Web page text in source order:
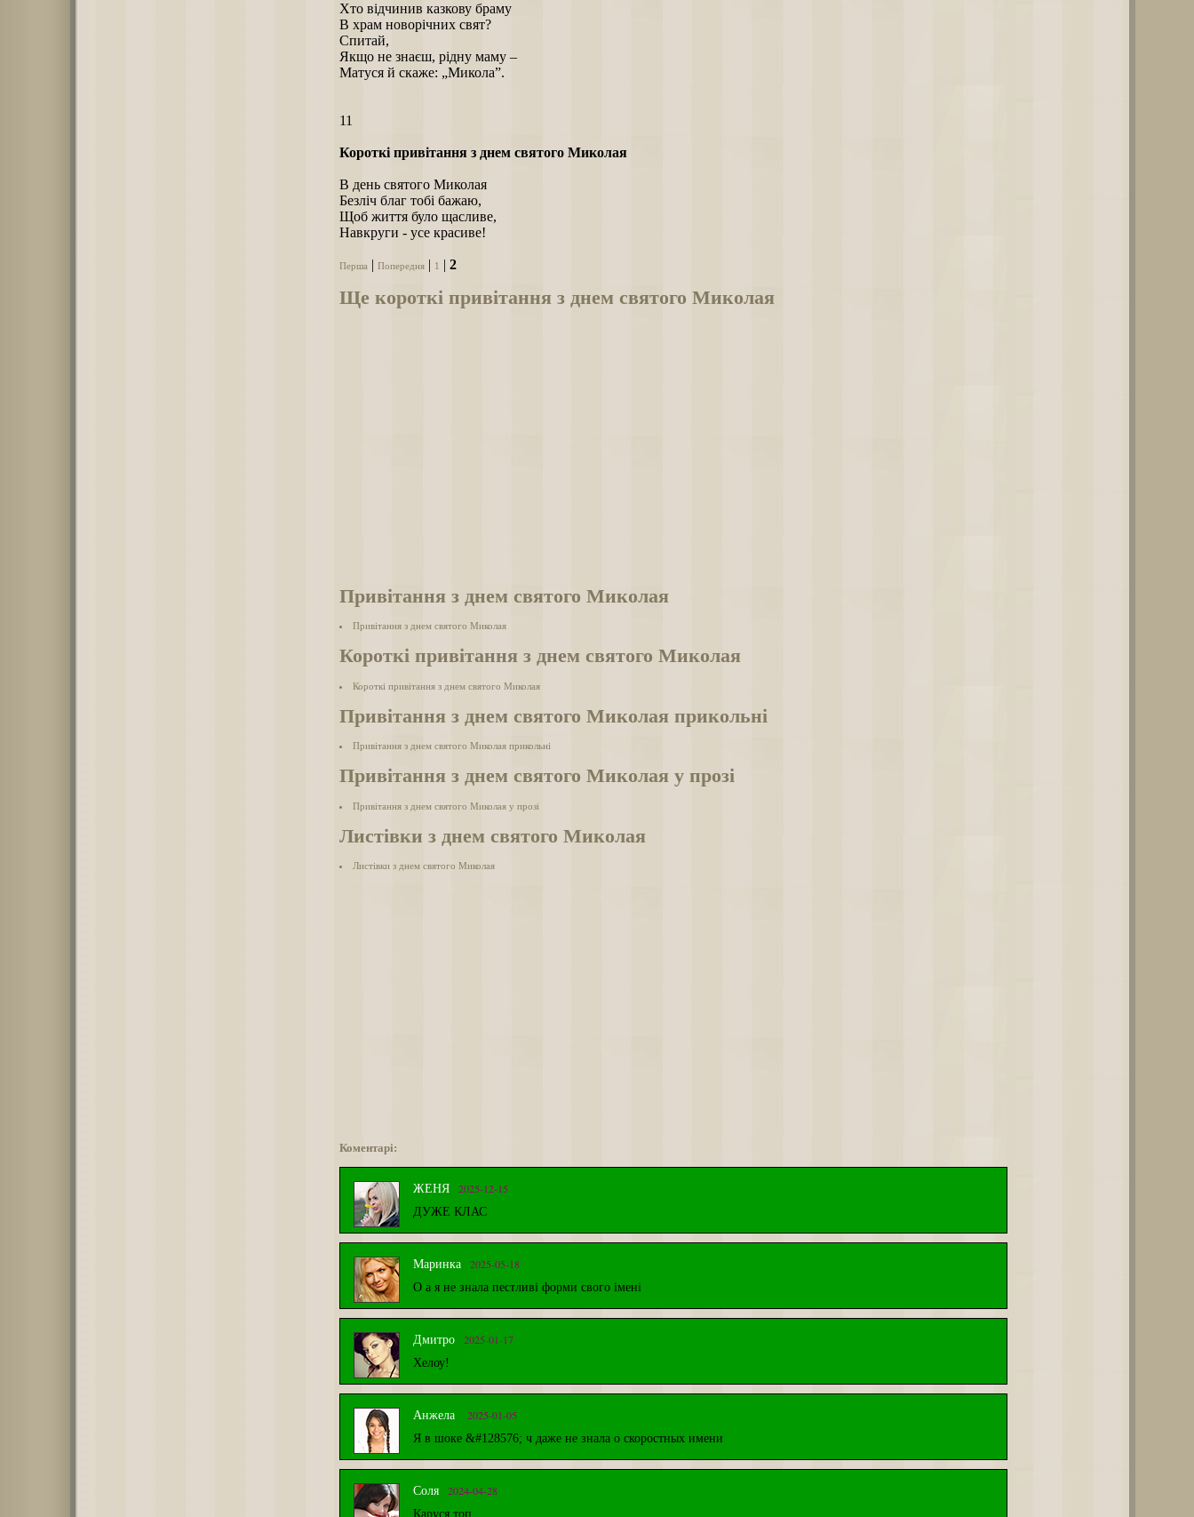
Хто відчинив казкову браму
В храм новорічних свят?
Спитай,
Якщо не знаєш, рідну маму –
Матуся й скаже: „Микола”.
11
Короткі привітання з днем святого Миколая
В день святого Миколая
Безліч благ тобі бажаю,
Щоб життя було щасливе,
Навкруги - усе красиве!
Перша Попередня 1 2
Ще короткі привітання з днем святого Миколая
Привітання з днем святого Миколая
Привітання з днем святого Миколая
Короткі привітання з днем святого Миколая
Короткі привітання з днем святого Миколая
Привітання з днем святого Миколая прикольні
Привітання з днем святого Миколая прикольні
Привітання з днем святого Миколая у прозі
Привітання з днем святого Миколая у прозі
Листівки з днем святого Миколая
Листівки з днем святого Миколая
Коментарі:
ЖЕНЯ 2025-12-15
ДУЖЕ КЛАС
Маринка 2025-05-18
О а я не знала пестливі форми свого імені
Дмитро 2025-01-17
Хелоу!
Анжела 2025-01-05
Я в шоке &#128576; ч даже не знала о скоростных имени
Соля 2024-04-28
Каруся топ